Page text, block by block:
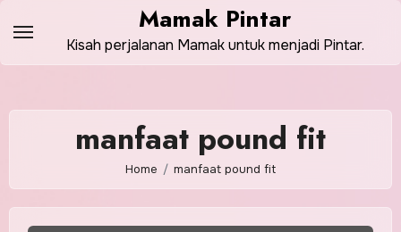
content
Mamak Pintar
Kisah perjalanan Mamak untuk menjadi Pintar.
manfaat pound fit
Home manfaat pound fit